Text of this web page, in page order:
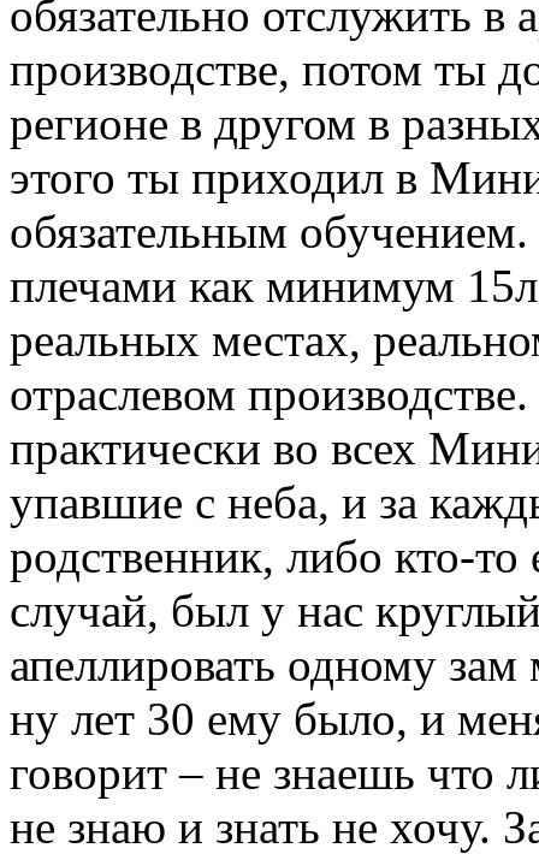
обязательно отслужить в
производстве, потом ты
регионе в другом в
этого ты приходил в
обязательным
плечами как минимум
реальных местах,
отраслевом
практически во всех
упавшие с неба, и за
родственник, либо кто-
случай, был у нас
апеллировать одному
ну лет 30 ему было, и
говорит – не знаешь что
не знаю и знать не хочу.